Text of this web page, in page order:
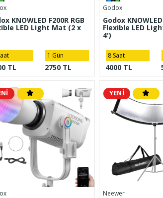
KNOWLED F200R RGB
LED Light Mat (2 x
TL
1 Gün
2750 TL
Godox
Godox KNOWLED
Flexible LED
4')
8 Saat
4000 TL
YENİ
Neewer